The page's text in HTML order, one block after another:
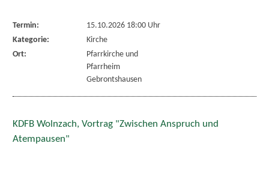
Termin:
15.10.2026 18:00 Uhr
Kategorie:
Kirche
Ort:
Pfarrkirche und
Pfarrheim
Gebrontshausen
KDFB Wolnzach, Vortrag "Zwischen Anspruch und
Atempausen"